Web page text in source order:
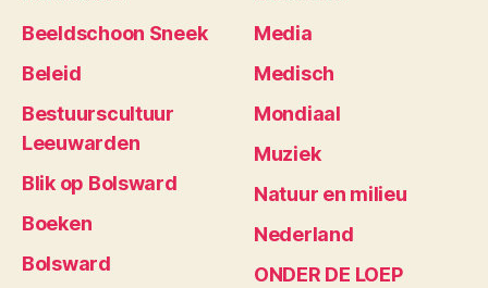
Beeldschoon Sneek
Beleid
Bestuurscultuur
Leeuwarden
Blik op Bolsward
Boeken
Bolsward
Media
Medisch
Mondiaal
Muziek
Natuur en milieu
Nederland
ONDER DE LOEP